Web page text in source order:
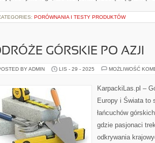
PORÓWNANIA I TESTY PRODUKTÓW
GÓRSKIE PO AZJI
BY ADMIN LIS - 29 - 2025 MOŻLIWOŚĆ
KarpackiLas.pl –
Europy i Świata to
łańcuchów
gdzie pasjonaci
odkrywania